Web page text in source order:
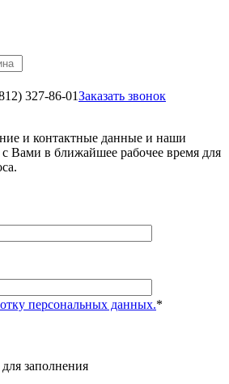
327-86-01Заказать звонок
и контактные данные и наши
Вами в ближайшее рабочее время для
персональных данных.*
заполнения